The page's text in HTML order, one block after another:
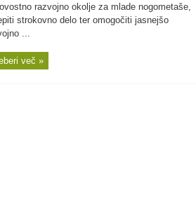
razvojno okolje za mlade nogometaše,
strokovno delo ter omogočiti jasnejšo
...
več »